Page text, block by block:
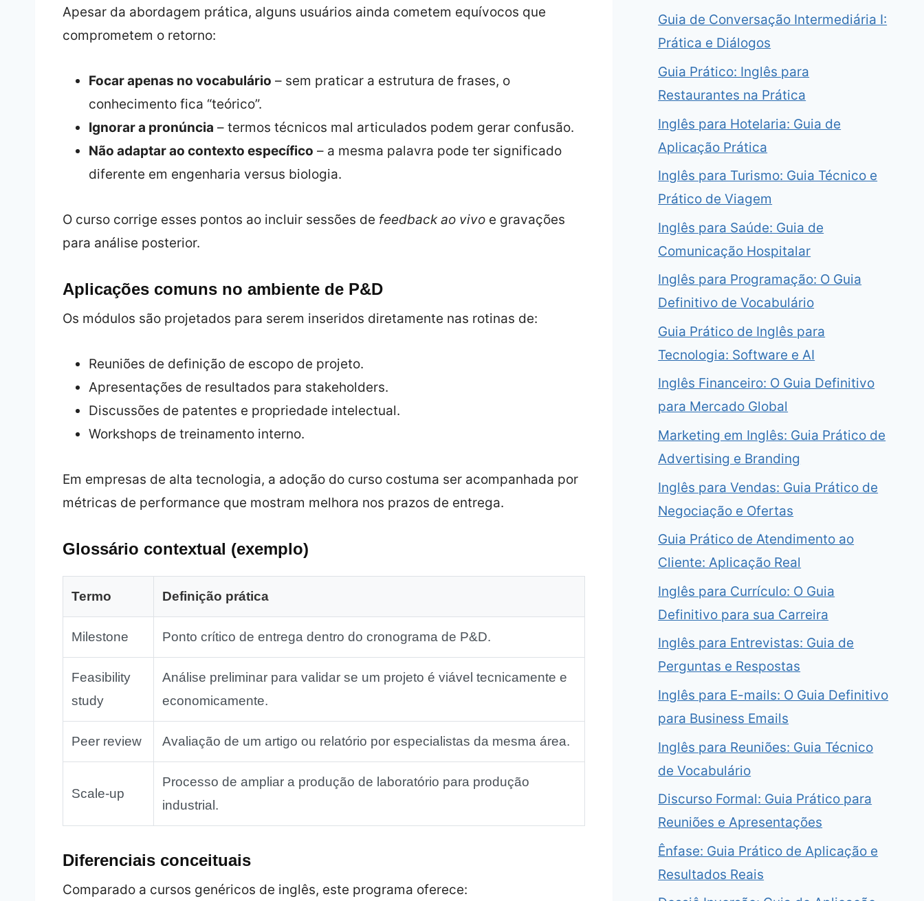
Apesar da abordagem prática, alguns usuários ainda cometem equívocos que
comprometem o retorno:
Focar apenas no vocabulário – sem praticar a estrutura de frases, o
conhecimento fica “teórico”.
Ignorar a pronúncia – termos técnicos mal articulados podem gerar confusão.
Não adaptar ao contexto específico – a mesma palavra pode ter significado
diferente em engenharia versus biologia.
O curso corrige esses pontos ao incluir sessões de feedback ao vivoe gravações
para análise posterior.
Aplicações comuns no ambiente de P&D
Os módulos são projetados para serem inseridos diretamente nas rotinas de:
Reuniões de definição de escopo de projeto.
Apresentações de resultados para stakeholders.
Discussões de patentes e propriedade intelectual.
Workshops de treinamento interno.
Em empresas de alta tecnologia, a adoção do curso costuma ser acompanhada por
métricas de performance que mostram melhora nos prazos de entrega.
Glossário contextual (exemplo)
Termo Definição prática
Milestone Ponto crítico de entrega dentro do cronograma de P&D.
Feasibility
study
Análise preliminar para validar se um projeto é viável tecnicamente e
economicamente.
Peer review Avaliação de um artigo ou relatório por especialistas da mesma área.
Scale‑up
Processo de ampliar a produção de laboratório para produção
industrial.
Diferenciais conceituais
Comparado a cursos genéricos de inglês, este programa oferece:
Guia de Conversação Intermediária I:
Prática e Diálogos
Guia Prático: Inglês para
Restaurantes na Prática
Inglês para Hotelaria: Guia de
Aplicação Prática
Inglês para Turismo: Guia Técnico e
Prático de Viagem
Inglês para Saúde: Guia de
Comunicação Hospitalar
Inglês para Programação: O Guia
Definitivo de Vocabulário
Guia Prático de Inglês para
Tecnologia: Software e AI
Inglês Financeiro: O Guia Definitivo
para Mercado Global
Marketing em Inglês: Guia Prático de
Advertising e Branding
Inglês para Vendas: Guia Prático de
Negociação e Ofertas
Guia Prático de Atendimento ao
Cliente: Aplicação Real
Inglês para Currículo: O Guia
Definitivo para sua Carreira
Inglês para Entrevistas: Guia de
Perguntas e Respostas
Inglês para E-mails: O Guia Definitivo
para Business Emails
Inglês para Reuniões: Guia Técnico
de Vocabulário
Discurso Formal: Guia Prático para
Reuniões e Apresentações
Ênfase: Guia Prático de Aplicação e
Resultados Reais